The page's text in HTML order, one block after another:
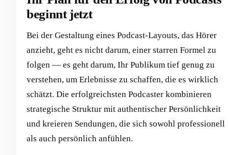
beginnt jetzt
Bei der Gestaltung eines Podcast-Layouts, das Hörer
anzieht, geht es nicht darum, einer starren Formel zu
folgen — es geht darum, Ihr Publikum tief genug zu
verstehen, um Erlebnisse zu schaffen, die es wirklich
schätzt. Die erfolgreichsten Podcaster kombinieren
strategische Struktur mit authentischer Persönlichkeit
und kreieren Sendungen, die sich sowohl professionell
als auch persönlich anfühlen.